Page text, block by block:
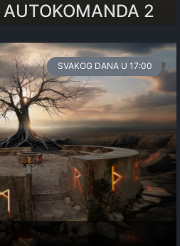
AUTOKOMANDA 2
SVAKOG DANA U 17:00